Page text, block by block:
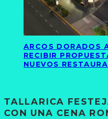
ARCOS DORADOS
RECIBIR
NUEVOS
TALLARICA
CON UNA CENA